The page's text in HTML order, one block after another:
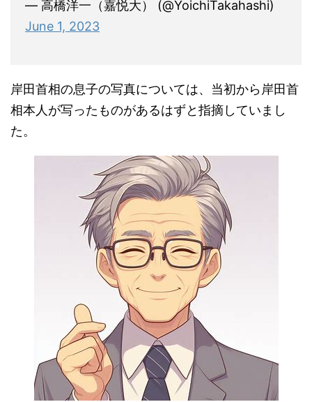
June 1, 2023
相本人が写ったものがあるはずと指摘していまし
た。
イメージ